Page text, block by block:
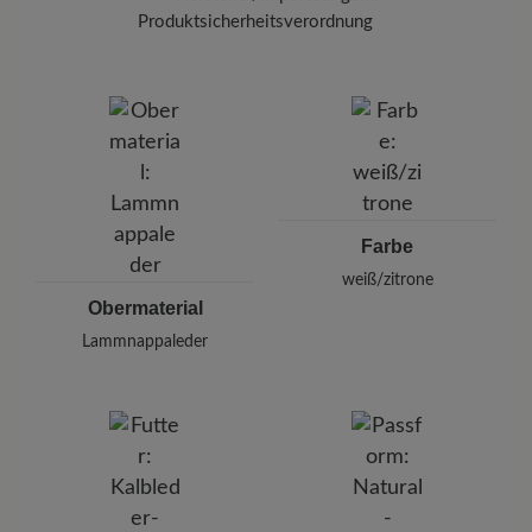
Halten Sie dabei einen Abstand von 20-30 cm
Produktsicherheitsverordnung
Pleidelsheimer Str. 15/1, 74321 Bietigheim-Bissingen,
E-mail:
kundenbetreuung@baer-schuhe.de
Obermaterial
Lammnappaleder
Farbe
weiß/zitrone